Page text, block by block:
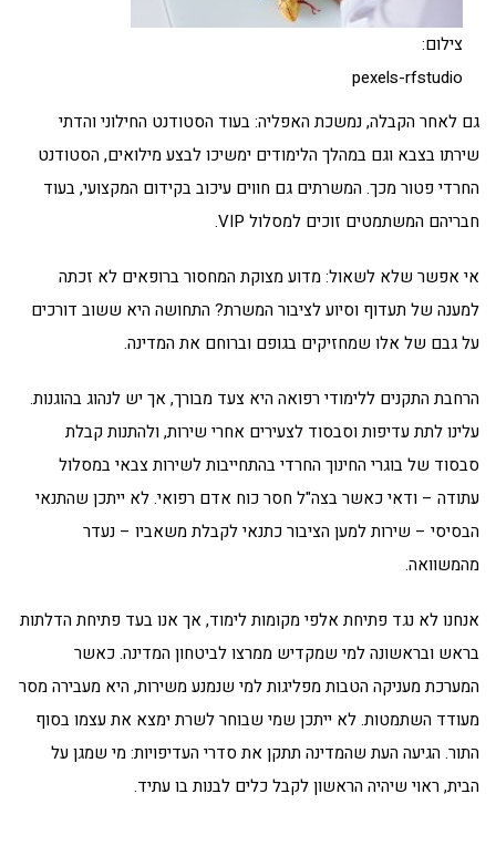
צילום:
pexels-rfstudio
גם לאחר הקבלה, נמשכת האפליה: בעוד הסטודנט החילוני והדתי
שירתו בצבא וגם במהלך הלימודים ימשיכו לבצע מילואים, הסטודנט
החרדי פטור מכך. המשרתים גם חווים עיכוב בקידום המקצועי, בעוד
חבריהם המשתמטים זוכים למסלול VIP.
אי אפשר שלא לשאול: מדוע מצוקת המחסור ברופאים לא זכתה
למענה של תעדוף וסיוע לציבור המשרת? התחושה היא ששוב דורכים
על גבם של אלו שמחזיקים בגופם וברוחם את המדינה.
הרחבת התקנים ללימודי רפואה היא צעד מבורך, אך יש לנהוג בהוגנות.
עלינו לתת עדיפות וסבסוד לצעירים אחרי שירות, ולהתנות קבלת
סבסוד של בוגרי החינוך החרדי בהתחייבות לשירות צבאי במסלול
עתודה – ודאי כאשר בצה"ל חסר כוח אדם רפואי. לא ייתכן שהתנאי
הבסיסי – שירות למען הציבור כתנאי לקבלת משאביו – נעדר
מהמשוואה.
אנחנו לא נגד פתיחת אלפי מקומות לימוד, אך אנו בעד פתיחת הדלתות
בראש ובראשונה למי שמקדיש ממרצו לביטחון המדינה. כאשר
המערכת מעניקה הטבות מפליגות למי שנמנע משירות, היא מעבירה מסר
מעודד השתמטות. לא ייתכן שמי שבוחר לשרת ימצא את עצמו בסוף
התור. הגיעה העת שהמדינה תתקן את סדרי העדיפויות: מי שמגן על
הבית, ראוי שיהיה הראשון לקבל כלים לבנות בו עתיד.